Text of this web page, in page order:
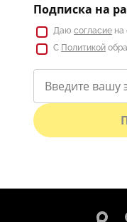
Подписка на
Даю согласие на
С Политикой